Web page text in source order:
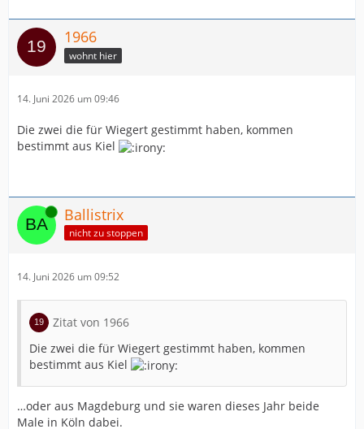
1966
wohnt hier
14. Juni 2026 um 09:46
Die zwei die für Wiegert gestimmt haben, kommen
bestimmt aus Kiel
Online Ballistrix
nicht zu stoppen
14. Juni 2026 um 09:52
Zitat von 1966
Die zwei die für Wiegert gestimmt haben, kommen
bestimmt aus Kiel
…oder aus Magdeburg und sie waren dieses Jahr beide
Male in Köln dabei.